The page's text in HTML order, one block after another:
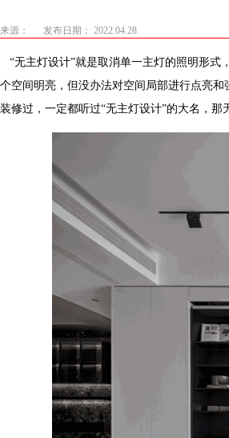
来源： 发布日期： 2022.04.28
“无主灯设计”就是取消单一主灯的照明形式
个空间明亮，但没办法对空间局部进行点亮和强
装修过，一定都听过“无主灯设计”的大名，